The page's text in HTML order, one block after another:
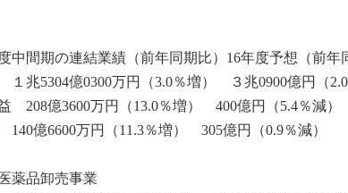
度中間期の連結業績（前年同期比）16年度予想（前年
兆5304億0300万円（3.0％増） ３兆0900億円（2.0
208億3600万円（13.0％増） 400億円（5.4％減）
億6600万円（11.3％増） 305億円（0.9％減）
薬品卸売事業